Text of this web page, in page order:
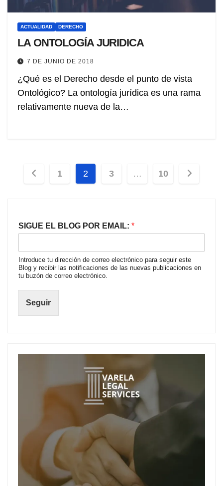
ACTUALIDAD DERECHO
LA ONTOLOGÍA JURIDICA
7 DE JUNIO DE 2018
¿Qué es el Derecho desde el punto de vista
Ontológico? La ontología jurídica es una rama
relativamente nueva de la…
Paginación
1 2 3 … 10
SIGUE EL BLOG POR EMAIL: *
Introduce tu dirección de correo electrónico para seguir este
Blog y recibir las notificaciones de las nuevas publicaciones en
tu buzón de correo electrónico.
Seguir